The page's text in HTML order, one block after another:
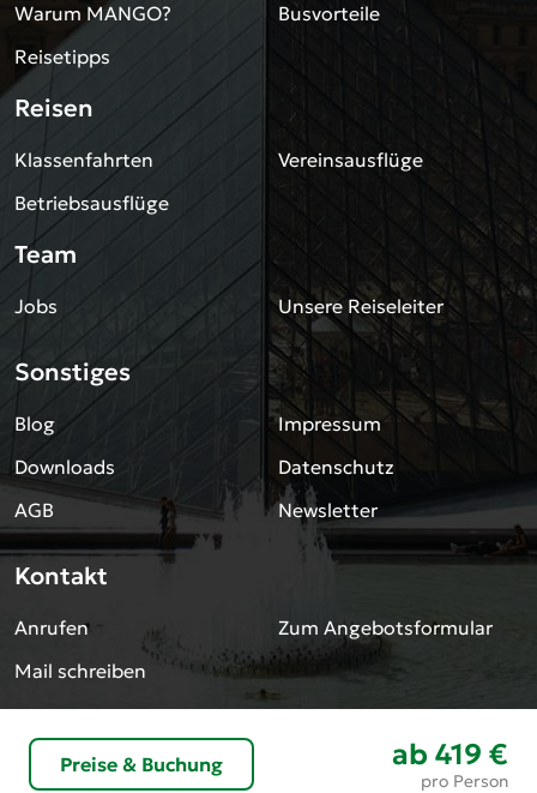
Preisvorschau und Buchung
Preise & Buchung ab 419 €
pro Person
Warum MANGO?
Reisetipps
Busvorteile
Reisen
Klassenfahrten
Betriebsausflüge
Vereinsausflüge
Team
Jobs Unsere Reiseleiter
Sonstiges
Blog
Downloads
AGB
Impressum
Datenschutz
Newsletter
Kontakt
Anrufen
Mail schreiben
Zum Angebotsformular